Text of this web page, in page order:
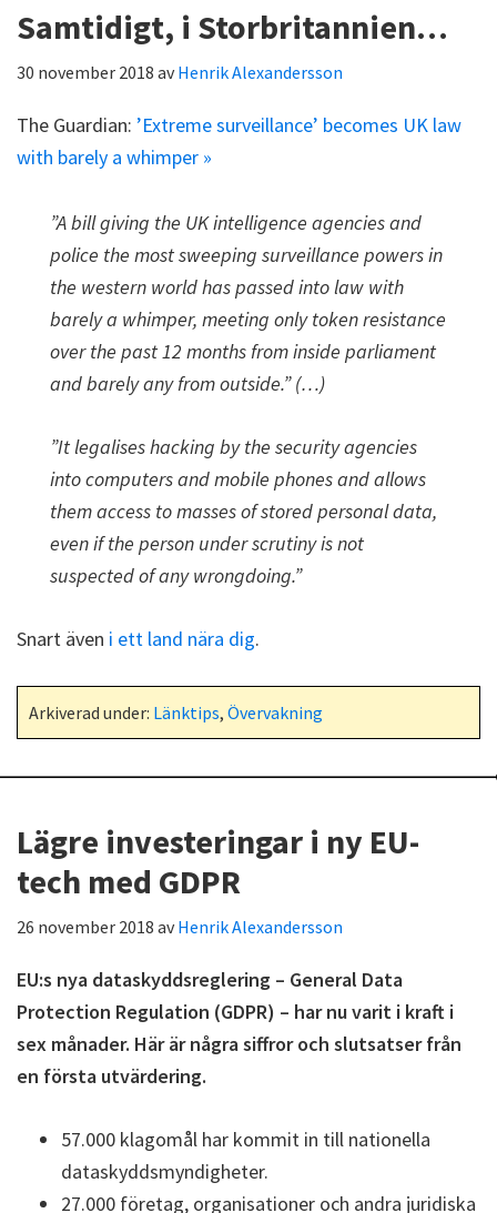
Samtidigt, i Storbritannien…
30 november 2018 avHenrik Alexandersson
The Guardian: ’Extreme surveillance’ becomes UK law
with barely a whimper »
”A bill giving the UK intelligence agencies and
police the most sweeping surveillance powers in
the western world has passed into law with
barely a whimper, meeting only token resistance
over the past 12 months from inside parliament
and barely any from outside.” (…)
”It legalises hacking by the security agencies
into computers and mobile phones and allows
them access to masses of stored personal data,
even if the person under scrutiny is not
suspected of any wrongdoing.”
Snart även i ett land nära dig.
Arkiverad under: Länktips, Övervakning
Lägre investeringar i ny EU-
tech med GDPR
26 november 2018 avHenrik Alexandersson
EU:s nya dataskyddsreglering – General Data
Protection Regulation (GDPR) – har nu varit i kraft i
sex månader. Här är några siffror och slutsatser från
en första utvärdering.
57.000 klagomål har kommit in till nationella
dataskyddsmyndigheter.
27.000 företag, organisationer och andra juridiska